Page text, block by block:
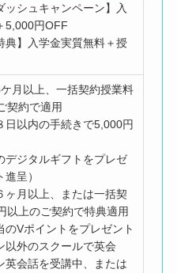
シュキャンペーン】入
5,000円OFF
】入学金実質無料＋授
月以上、一括契約授業料
契約で適用
日以内の手続きで5,000円
デジタルギフトをプレゼ
呈）
月以上、または一括契
以上のご契約で特典適用
のVポイントをプレゼント
以外のスクールで英会
英会話を受講中、または